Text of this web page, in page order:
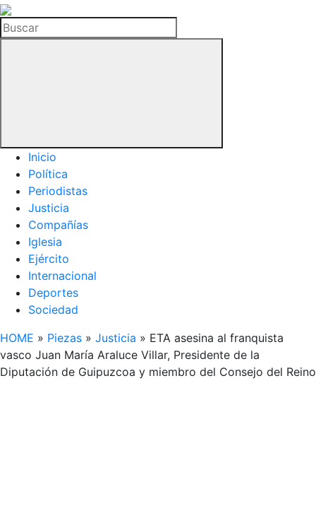
La
Hemeroteca
del
Buscar
Inicio
Política
Periodistas
Justicia
Compañías
Iglesia
Ejército
Internacional
Deportes
Sociedad
HOME » Piezas » Justicia » ETA asesina al franquista
vasco Juan María Araluce Villar, Presidente de la
Diputación de Guipuzcoa y miembro del Consejo del Reino